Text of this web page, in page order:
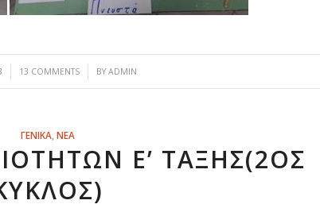
13 COMMENTS
/ BYADMIN
ΓΕΝΙΚΑ, ΝΕΑ
Ε’ ΤΑΞΗΣ(2ΟΣ